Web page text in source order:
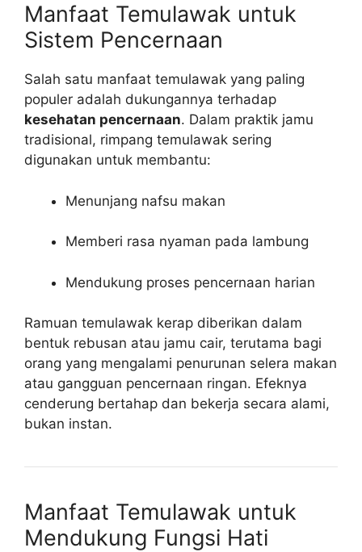
Manfaat Temulawak untuk
Sistem Pencernaan
Salah satu manfaat temulawak yang paling
populer adalah dukungannya terhadap
kesehatan pencernaan. Dalam praktik jamu
tradisional, rimpang temulawak sering
digunakan untuk membantu:
Menunjang nafsu makan
Memberi rasa nyaman pada lambung
Mendukung proses pencernaan harian
Ramuan temulawak kerap diberikan dalam
bentuk rebusan atau jamu cair, terutama bagi
orang yang mengalami penurunan selera makan
atau gangguan pencernaan ringan. Efeknya
cenderung bertahap dan bekerja secara alami,
bukan instan.
Manfaat Temulawak untuk
Mendukung Fungsi Hati